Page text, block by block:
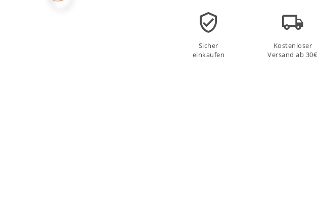
Sicher
einkaufen
Kostenloser
Versand ab 30€